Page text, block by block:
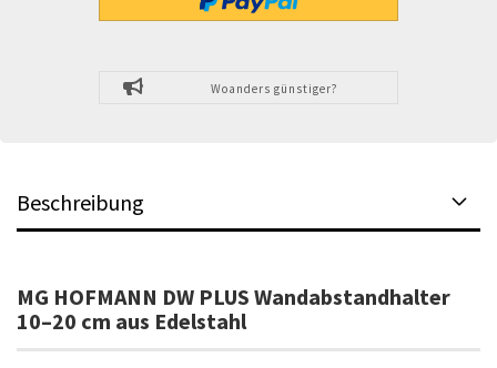
Woanders günstiger?
Beschreibung
MG HOFMANN DW PLUS Wandabstandhalter
10–20 cm aus Edelstahl